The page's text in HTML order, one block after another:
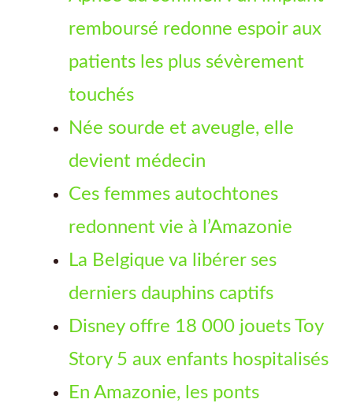
remboursé redonne espoir aux
patients les plus sévèrement
touchés
Née sourde et aveugle, elle
devient médecin
Ces femmes autochtones
redonnent vie à l’Amazonie
La Belgique va libérer ses
derniers dauphins captifs
Disney offre 18 000 jouets Toy
Story 5 aux enfants hospitalisés
En Amazonie, les ponts